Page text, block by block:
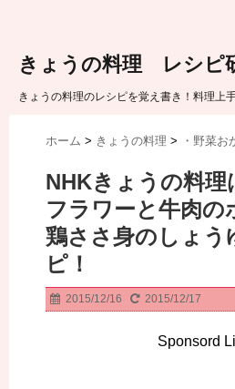
きょうの料理 レシピ
きょうの料理のレシピを覚え書き！料理上
ホーム > きょうの料理 > ・野菜お
NHKきょうの料理
フラワーと牛肉の
鶏ささ身のしょう
ピ！
2015/12/16 2015/12/17
Sponsord